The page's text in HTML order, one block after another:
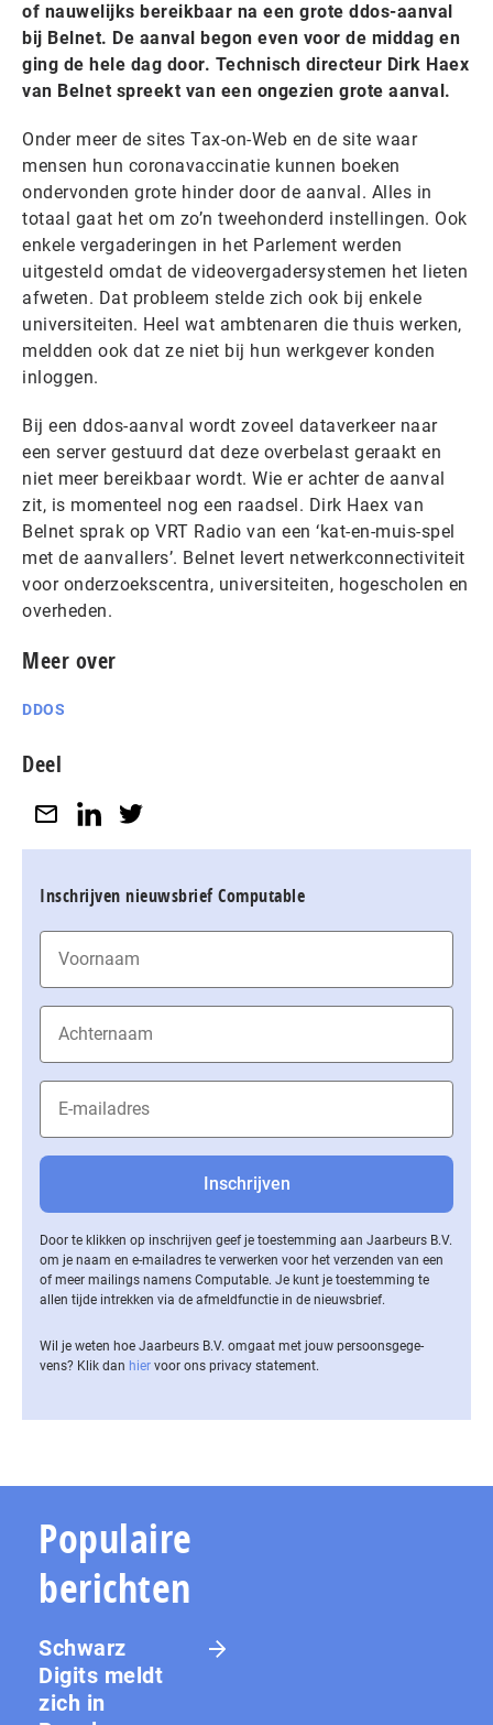
of nauwelijks bereikbaar na een grote ddos-aanval
bij Belnet. De aanval begon even voor de middag en
ging de hele dag door. Technisch directeur Dirk Haex
van Belnet spreekt van een ongezien grote aanval.
Onder meer de sites Tax-on-Web en de site waar
mensen hun coronavaccinatie kunnen boeken
ondervonden grote hinder door de aanval. Alles in
totaal gaat het om zo’n tweehonderd instellingen. Ook
enkele vergaderingen in het Parlement werden
uitgesteld omdat de videovergadersystemen het lieten
afweten. Dat probleem stelde zich ook bij enkele
universiteiten. Heel wat ambtenaren die thuis werken,
meldden ook dat ze niet bij hun werkgever konden
inloggen.
Bij een ddos-aanval wordt zoveel dataverkeer naar
een server gestuurd dat deze overbelast geraakt en
niet meer bereikbaar wordt. Wie er achter de aanval
zit, is momenteel nog een raadsel. Dirk Haex van
Belnet sprak op VRT Radio van een ‘kat-en-muis-spel
met de aanvallers’. Belnet levert netwerkconnectiviteit
voor onderzoekscentra, universiteiten, hogescholen en
overheden.
Meer over
DDOS
Deel
Inschrijven nieuwsbrief Computable
Door te klikken op inschrijven geef je toestemming aan Jaarbeurs B.V.
om je naam en e-mailadres te verwerken voor het verzenden van een
of meer mailings namens Computable. Je kunt je toestemming te
allen tijde intrekken via de af­meld­func­tie in de nieuwsbrief.
Wil je weten hoe Jaarbeurs B.V. omgaat met jouw per­soons­ge­ge­
vens? Klik dan hier voor ons privacy statement.
Populaire
berichten
Schwarz
Digits meldt
zich in